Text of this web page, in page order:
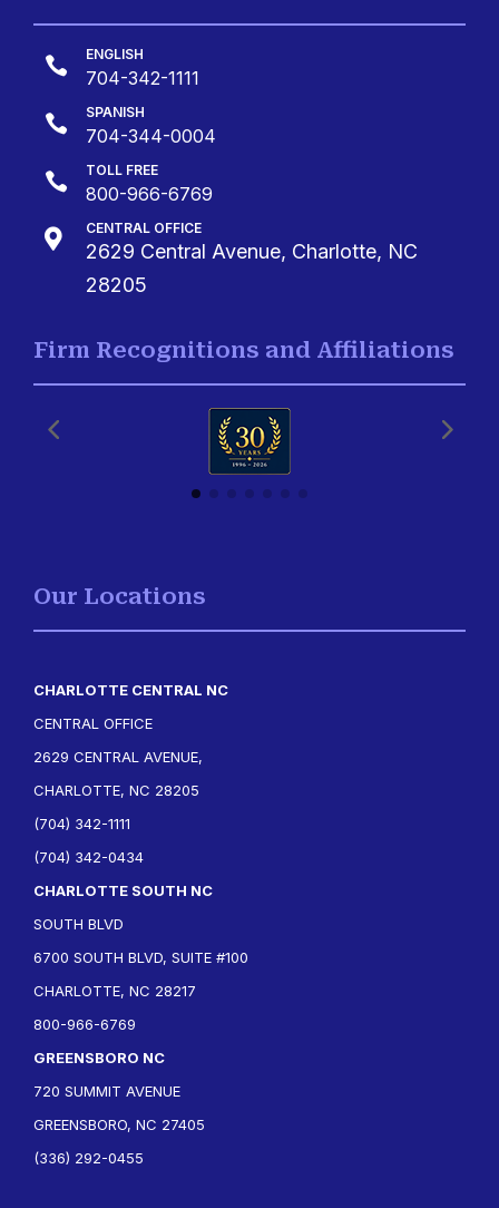
 ENGLISH
704-342-1111
 SPANISH
704-344-0004
 TOLL FREE
800-966-6769
 CENTRAL OFFICE
2629 Central Avenue, Charlotte, NC
28205
Firm Recognitions and Affiliations
Our Locations
CHARLOTTE CENTRAL NC
CENTRAL OFFICE
2629 CENTRAL AVENUE,
CHARLOTTE, NC 28205
(704) 342-1111
(704) 342-0434
CHARLOTTE SOUTH NC
SOUTH BLVD
6700 SOUTH BLVD, SUITE #100
CHARLOTTE, NC 28217
800-966-6769
GREENSBORO NC
720 SUMMIT AVENUE
GREENSBORO, NC 27405
(336) 292-0455